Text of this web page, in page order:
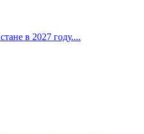
в 2027 году....